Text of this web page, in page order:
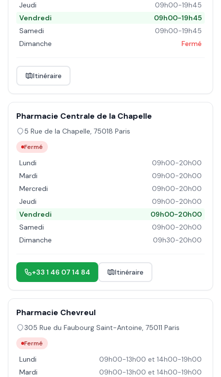
Jeudi
09h00-19h45
Vendredi
09h00-19h45
Samedi
09h00-19h45
Dimanche
Fermé
Itinéraire
Pharmacie Centrale de la Chapelle
5 Rue de la Chapelle, 75018 Paris
Fermé
Lundi
09h00-20h00
Mardi
09h00-20h00
Mercredi
09h00-20h00
Jeudi
09h00-20h00
Vendredi
09h00-20h00
Samedi
09h00-20h00
Dimanche
09h30-20h00
+33 1 46 07 14 84 Itinéraire
Pharmacie Chevreul
305 Rue du Faubourg Saint-Antoine, 75011 Paris
Fermé
Lundi
09h00-13h00 et 14h00-19h00
Mardi
09h00-13h00 et 14h00-19h00